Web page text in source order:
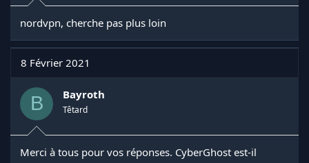
nordvpn, cherche pas plus loin
8 Février 2021
B Bayroth
Têtard
Merci à tous pour vos réponses. CyberGhost est-il